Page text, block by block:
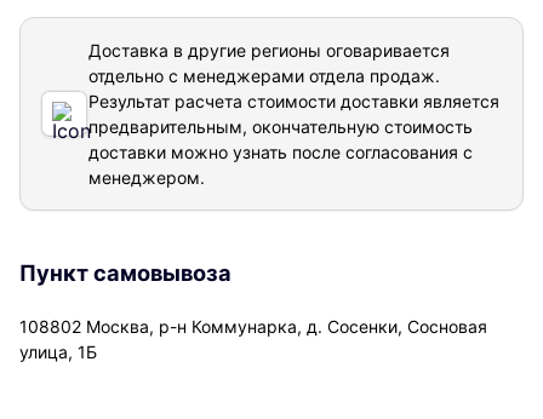
Доставка в другие регионы оговаривается
отдельно с менеджерами отдела продаж.
Результат расчета стоимости доставки является
предварительным, окончательную стоимость
доставки можно узнать после согласования с
менеджером.
Пункт самовывоза
108802 Москва, р-н Коммунарка, д. Сосенки, Сосновая
улица, 1Б